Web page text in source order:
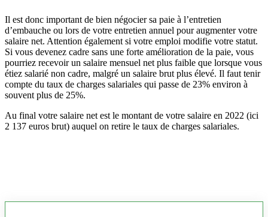
Il est donc important de bien négocier sa paie à l’entretien
d’embauche ou lors de votre entretien annuel pour augmenter votre
salaire net. Attention également si votre emploi modifie votre statut.
Si vous devenez cadre sans une forte amélioration de la paie, vous
pourriez recevoir un salaire mensuel net plus faible que lorsque vous
étiez salarié non cadre, malgré un salaire brut plus élevé. Il faut tenir
compte du taux de charges salariales qui passe de 23% environ à
souvent plus de 25%.
Au final votre salaire net est le montant de votre salaire en 2022 (ici
2 137 euros brut) auquel on retire le taux de charges salariales.